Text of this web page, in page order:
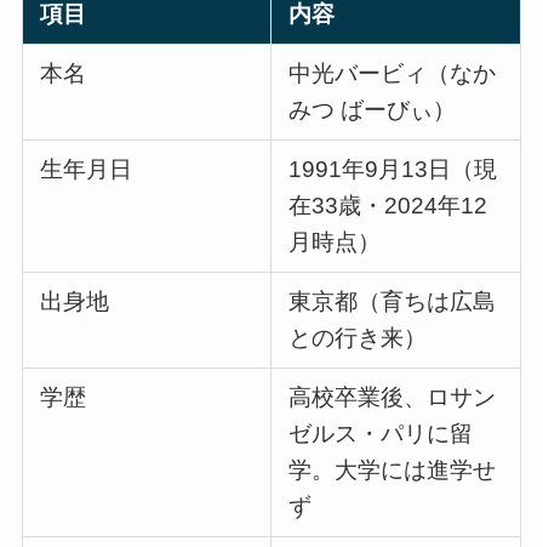
項目 内容
本名
中光バービィ（なか
みつ ばーびぃ）
生年月日
1991年9月13日（現
在33歳・2024年12
月時点）
出身地
東京都（育ちは広島
との行き来）
学歴
高校卒業後、ロサン
ゼルス・パリに留
学。大学には進学せ
ず